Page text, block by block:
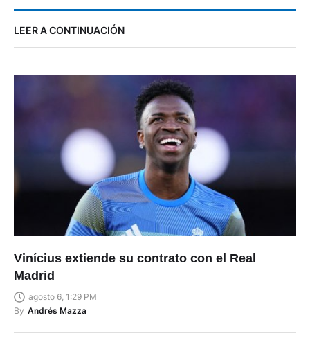
LEER A CONTINUACIÓN
Vinícius extiende su contrato con el Real
Madrid
agosto 6, 1:29 PM
By Andrés Mazza